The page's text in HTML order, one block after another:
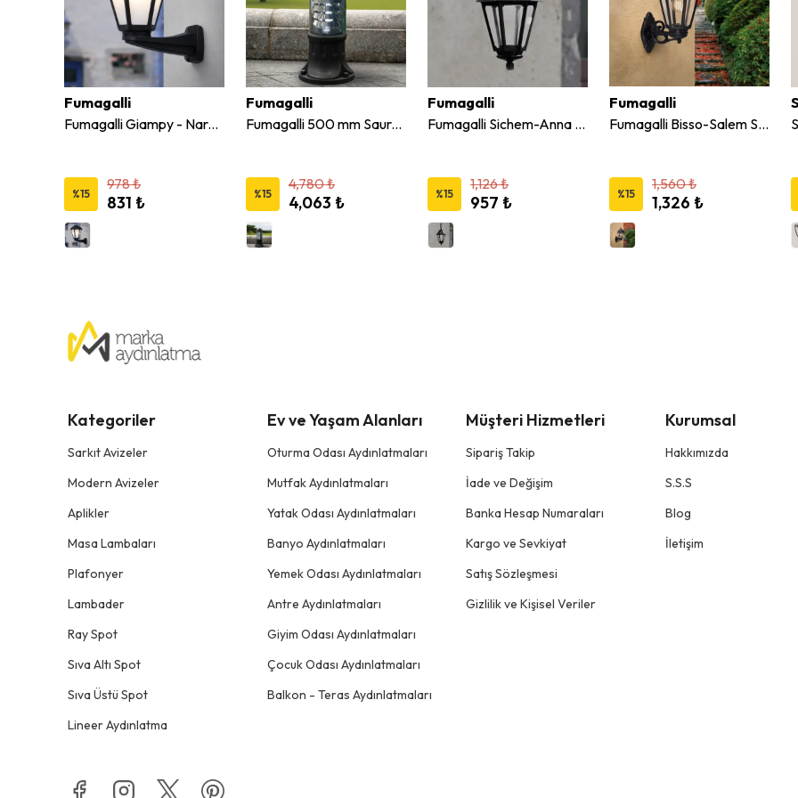
Fumagalli
Fumagalli Giampy - Nardo Aplik Opal E27
%15
978 ₺
831 ₺
Fumagalli
Fumagalli 500 mm Sauro Bahçe Armatür E27
%15
4,780 ₺
4,063 ₺
Fumagalli
Fumagalli Sichem-Anna Siyah Bahçe Sarkıt E27
%15
1,126 ₺
957 ₺
Fumagalli
Fumagalli Bisso-Salem Siyah Bahçe Duvar Aplik E27
%15
1,560 ₺
1,326 ₺
Kategoriler
Sarkıt Avizeler
Modern Avizeler
Aplikler
Masa Lambaları
Plafonyer
Lambader
Ray Spot
Sıva Altı Spot
Sıva Üstü Spot
Lineer Aydınlatma
Ev ve Yaşam Alanları
Oturma Odası Aydınlatmaları
Mutfak Aydınlatmaları
Yatak Odası Aydınlatmaları
Banyo Aydınlatmaları
Yemek Odası Aydınlatmaları
Antre Aydınlatmaları
Giyim Odası Aydınlatmaları
Çocuk Odası Aydınlatmaları
Balkon - Teras Aydınlatmaları
Müşteri Hizmetleri
Sipariş Takip
İade ve Değişim
Banka Hesap Numaraları
Kargo ve Sevkiyat
Satış Sözleşmesi
Gizlilik ve Kişisel Veriler
Kurumsal
Hakkımızda
S.S.S
Blog
İletişim